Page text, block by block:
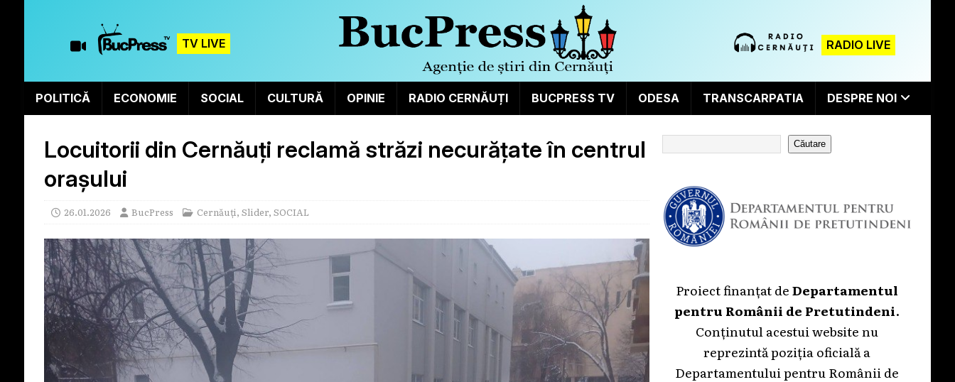
TV LIVE RADIO LIVE
POLITICĂ ECONOMIE SOCIAL CULTURĂ OPINIE RADIO CERNĂUȚI BUCPRESS TV ODESA TRANSCARPATIA DESPRE NOI
Locuitorii din Cernăuți reclamă străzi necurățate în centrul
orașului
26.01.2026 BucPress Cernăuți, Slider, SOCIAL
Căutare
Proiect finanțat deDepartamentul
pentru Românii de Pretutindeni.
Conținutul acestui website nu
reprezintă poziția oficială a
Departamentului pentru Românii de